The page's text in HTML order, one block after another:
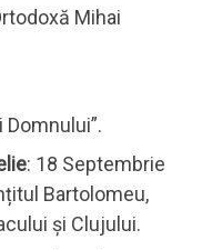
Mihai
: 18 Septembrie
Bartolomeu,
şi Clujului.